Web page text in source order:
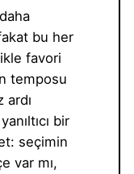
bu her
favori
temposu
bir
seçimin
var mı,